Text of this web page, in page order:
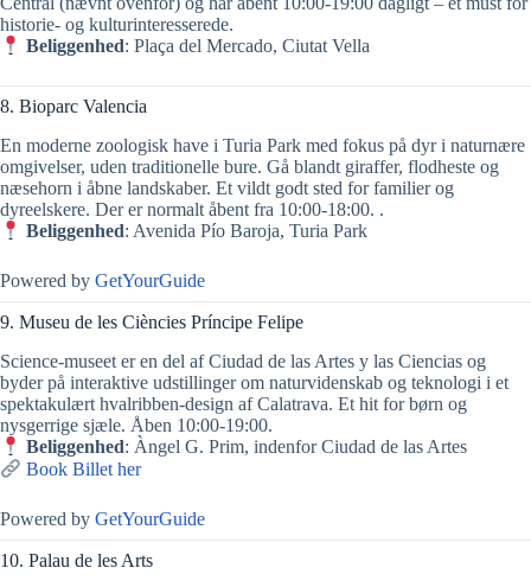
historie- og kulturinteresserede.
Beliggenhed: Plaça del Mercado, Ciutat Vella
8. Bioparc Valencia
En moderne zoologisk have i Turia Park med fokus på dyr i naturnære
omgivelser, uden traditionelle bure. Gå blandt giraffer, flodheste og
næsehorn i åbne landskaber. Et vildt godt sted for familier og
dyreelskere. Der er normalt åbent fra 10:00‑18:00. .
Beliggenhed: Avenida Pío Baroja, Turia Park
Powered by GetYourGuide
9. Museu de les Ciències Príncipe Felipe
Science-museet er en del af Ciudad de las Artes y las Ciencias og
byder på interaktive udstillinger om naturvidenskab og teknologi i et
spektakulært hvalribben-design af Calatrava. Et hit for børn og
nysgerrige sjæle. Åben 10:00‑19:00.
Beliggenhed: Àngel G. Prim, indenfor Ciudad de las Artes
Book Billet her
Powered by GetYourGuide
10. Palau de les Arts